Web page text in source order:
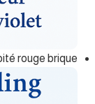
rouge brique.